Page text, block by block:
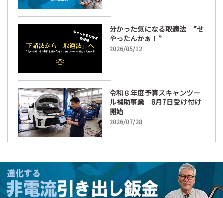
分かった気になる取適法 ”せ
やったんかぁ！”
2026/05/12
令和８年度予算スキャンツー
ル補助事業 8月7日受け付け
開始
2026/07/28